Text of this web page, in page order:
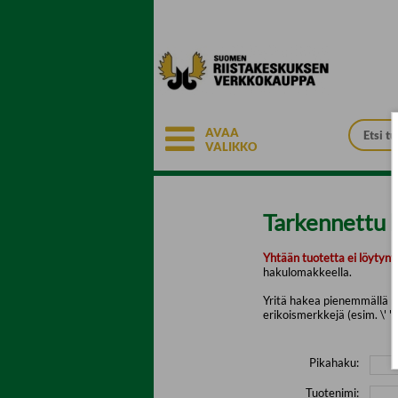
AVAA
VALIKKO
Tarkennettu
Yhtään tuotetta ei löytynyt.
hakulomakkeella.
Yritä hakea pienemmällä
erikoismerkkejä (esim. \' "
Pikahaku:
Tuotenimi: